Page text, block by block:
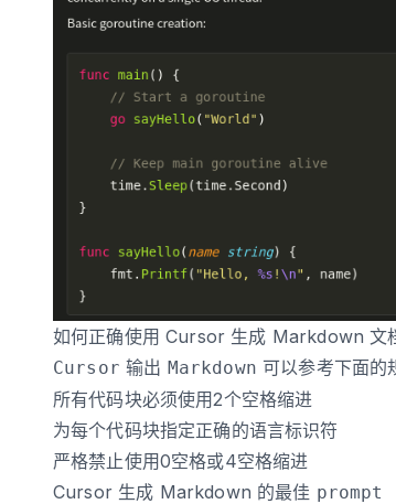
如何正确使用 Cursor 生成 Markdown 文
Cursor 输出 Markdown 可以参考下面的
所有代码块必须使用2个空格缩进
为每个代码块指定正确的语言标识符
严格禁止使用0空格或4空格缩进
Cursor 生成 Markdown 的最佳 prompt